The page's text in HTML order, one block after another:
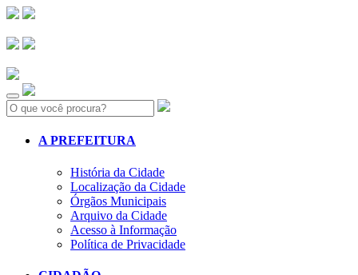
Search:
A PREFEITURA
História da Cidade
Localização da Cidade
Órgãos Municipais
Arquivo da Cidade
Acesso à Informação
Política de Privacidade